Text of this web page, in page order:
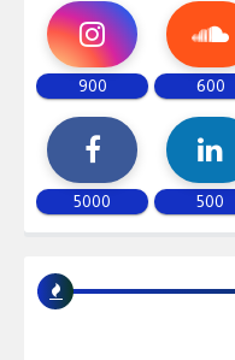
600
900
500
5000